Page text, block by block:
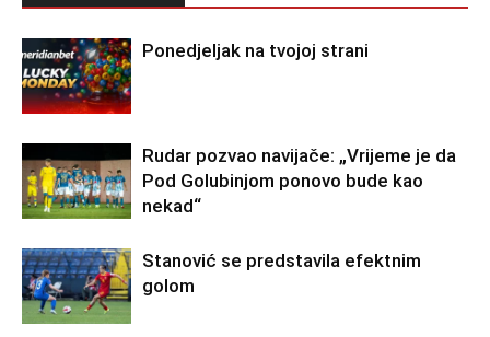
Ponedjeljak na tvojoj strani
Rudar pozvao navijače: „Vrijeme je da
Pod Golubinjom ponovo bude kao
nekad“
Stanović se predstavila efektnim
golom